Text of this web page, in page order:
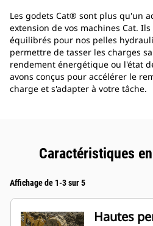
Les godets Cat® sont plus qu'un
extension de vos machines Cat.
équilibrés pour nos pelles
permettre de tasser les charges
rendement énergétique ou l'état
avons conçus pour accélérer le
charge et s'adapter à votre tâche.
Caractéristiques
Affichage de 1-3 sur 5
Hautes